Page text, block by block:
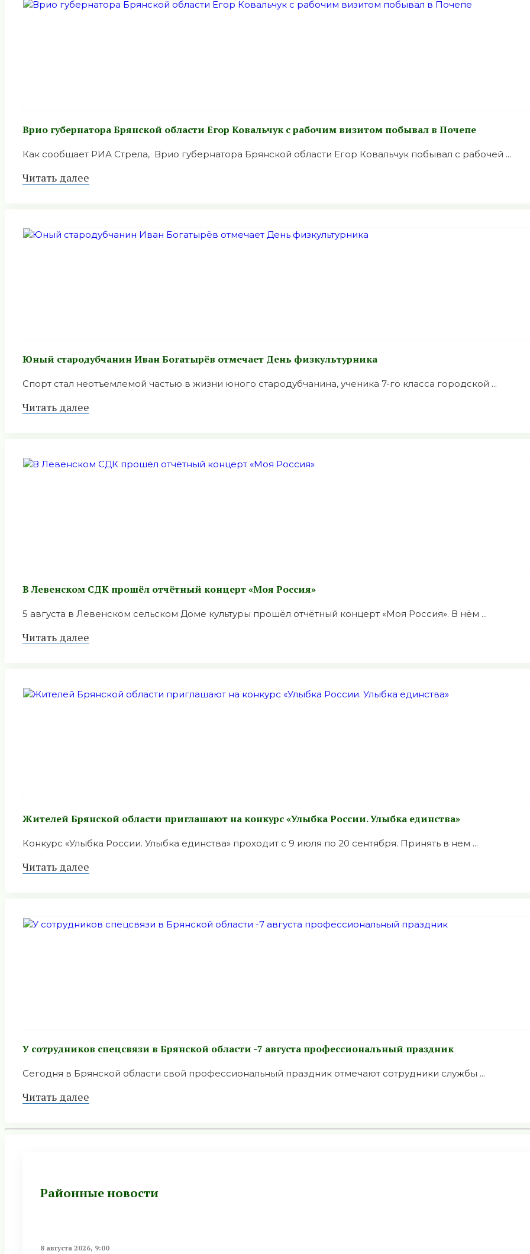
Врио губернатора Брянской области Егор Ковальчук с рабочим визитом побывал в Почепе
Как сообщает РИА Стрела, Врио губернатора Брянской области Егор Ковальчук побывал с рабочей ...
Читать далее
Юный стародубчанин Иван Богатырёв отмечает День физкультурника
Спорт стал неотъемлемой частью в жизни юного стародубчанина, ученика 7-го класса городской ...
Читать далее
В Левенском СДК прошёл отчётный концерт «Моя Россия»
5 августа в Левенском сельском Доме культуры прошёл отчётный концерт «Моя Россия». В нём ...
Читать далее
Жителей Брянской области приглашают на конкурс «Улыбка России. Улыбка единства»
Конкурс «Улыбка России. Улыбка единства» проходит с 9 июля по 20 сентября. Принять в нем ...
Читать далее
У сотрудников спецсвязи в Брянской области -7 августа профессиональный праздник
Сегодня в Брянской области свой профессиональный праздник отмечают сотрудники службы ...
Читать далее
Районные новости
8 августа 2026, 9:00